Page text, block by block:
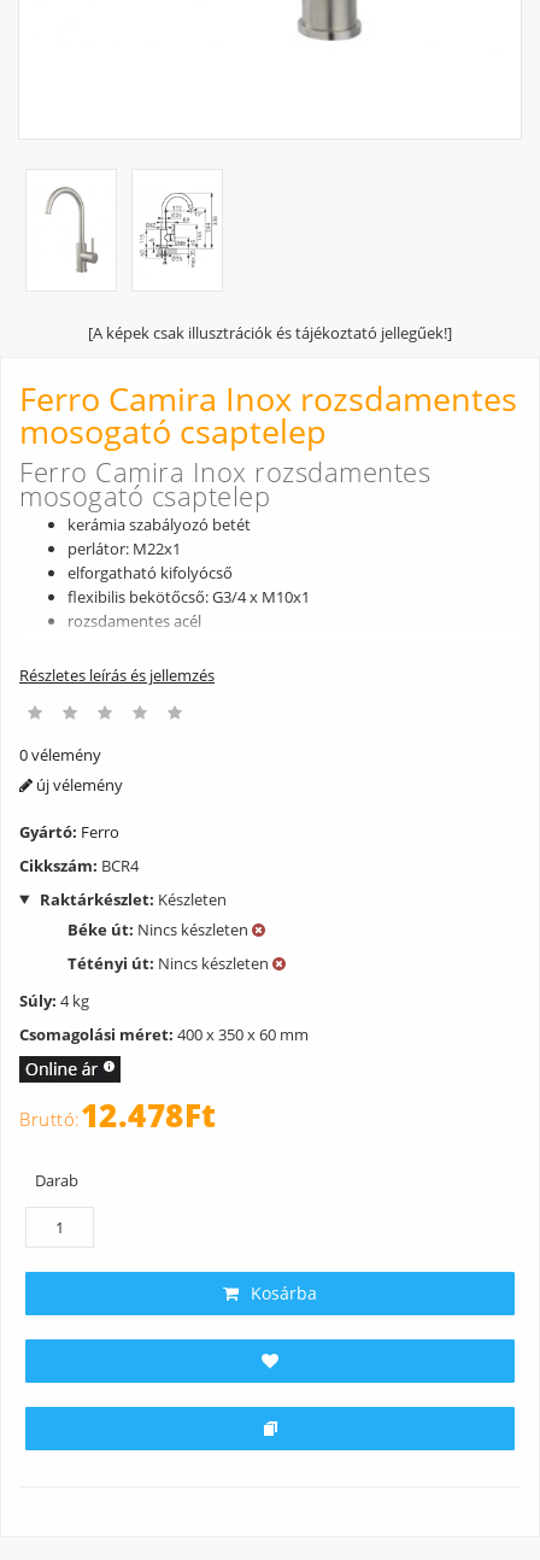
[A képek csak illusztrációk és tájékoztató jellegűek!]
Ferro Camira Inox rozsdamentes
mosogató csaptelep
Ferro Camira Inox rozsdamentes
mosogató csaptelep
kerámia szabályozó betét
perlátor: M22x1
elforgatható kifolyócső
flexibilis bekötőcső: G3/4 x M10x1
rozsdamentes acél
Részletes leírás és jellemzés
0 vélemény
új vélemény
Gyártó: Ferro
Cikkszám: BCR4
Raktárkészlet: Készleten
Béke út: Nincs készleten
Tétényi út: Nincs készleten
Súly: 4 kg
Csomagolási méret: 400 x 350 x 60 mm
12.478Ft
Darab
Kosárba